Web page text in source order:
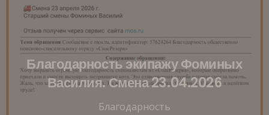
Благодарность экипажу Фоминых
Василия. Смена 23.04.2026
Благодарность